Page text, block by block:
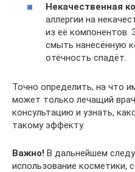
Некачественная
аллергии на
из её компонентов.
смыть нанесённую
отёчность спадёт.
Точно определить, на что
может только лечащий
консультацию и узнать,
такому эффекту.
Важно! В дальнейшем
использование косметики,